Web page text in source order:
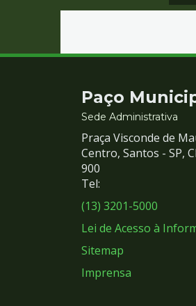
Contato
e
Redes
Sociais
Paço
Sede Administrativa
Praça Visconde de
Centro, Santos - SP,
900
Tel:
(13) 3201-5000
Lei de Acesso à
Sitemap
Imprensa